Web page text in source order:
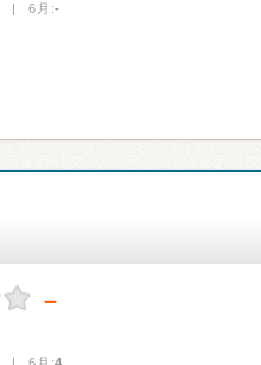
| 6月:-
－